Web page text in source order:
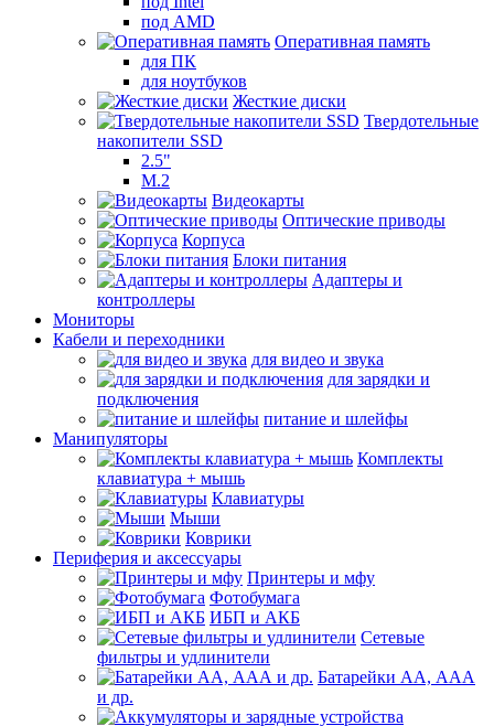
под AMD
Оперативная память
для ПК
для ноутбуков
Жесткие диски
Твердотельные
накопители SSD
2.5"
M.2
Видеокарты
Оптические приводы
Корпуса
Блоки питания
Адаптеры и
контроллеры
Мониторы
Кабели и переходники
для видео и звука
для зарядки и
подключения
питание и шлейфы
Манипуляторы
Комплекты
клавиатура + мышь
Клавиатуры
Мыши
Коврики
Периферия и аксессуары
Принтеры и мфу
Фотобумага
ИБП и АКБ
Сетевые
фильтры и удлинители
Батарейки АА, ААА
и др.